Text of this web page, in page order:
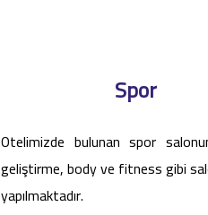
Spor
Otelimizde bulunan spor
geliştirme, body ve fitness gibi
yapılmaktadır.